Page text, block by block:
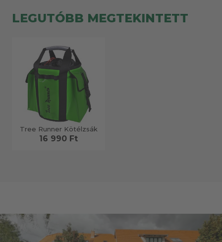
LEGUTÓBB MEGTEKINTETT
Tree Runner Kötélzsák
16 990 Ft